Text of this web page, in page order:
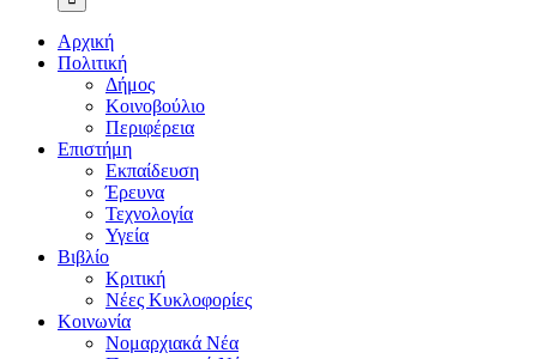
Αρχική
Πολιτική
Δήμος
Κοινοβούλιο
Περιφέρεια
Επιστήμη
Εκπαίδευση
Έρευνα
Τεχνολογία
Υγεία
Βιβλίο
Κριτική
Νέες Κυκλοφορίες
Κοινωνία
Νομαρχιακά Νέα